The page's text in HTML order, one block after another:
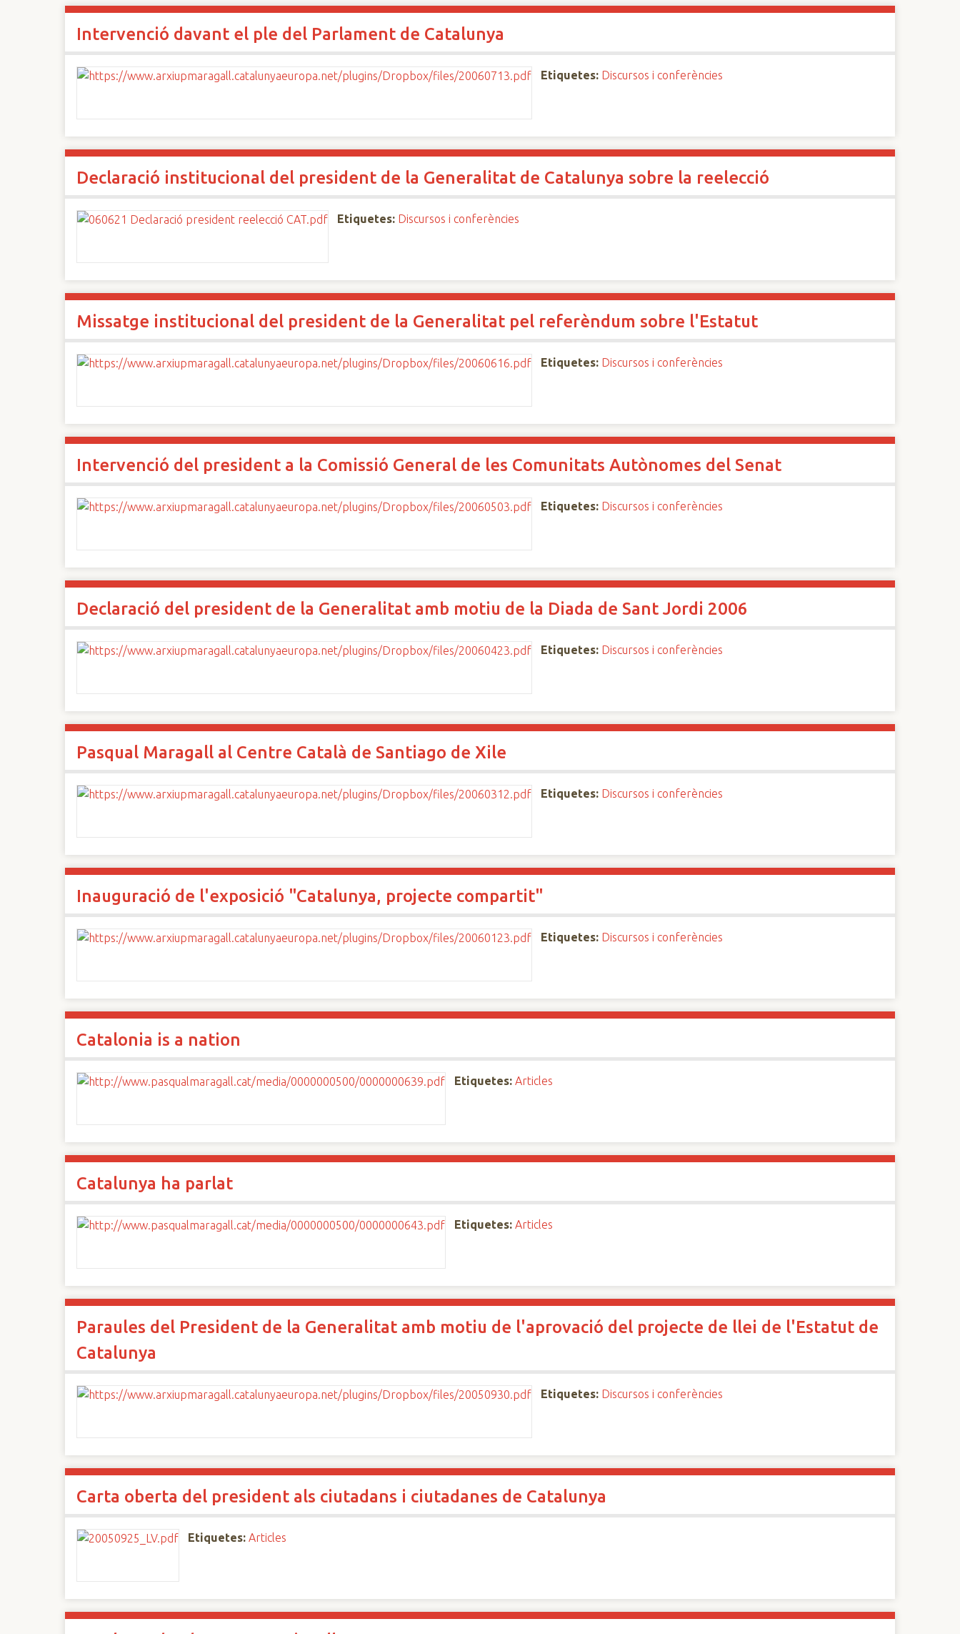
Intervenció davant el ple del Parlament de Catalunya
Etiquetes: Discursos i conferències
Declaració institucional del president de la Generalitat de Catalunya sobre la reelecció
Etiquetes: Discursos i conferències
Missatge institucional del president de la Generalitat pel referèndum sobre l'Estatut
Etiquetes: Discursos i conferències
Intervenció del president a la Comissió General de les Comunitats Autònomes del Senat
Etiquetes: Discursos i conferències
Declaració del president de la Generalitat amb motiu de la Diada de Sant Jordi 2006
Etiquetes: Discursos i conferències
Pasqual Maragall al Centre Català de Santiago de Xile
Etiquetes: Discursos i conferències
Inauguració de l'exposició "Catalunya, projecte compartit"
Etiquetes: Discursos i conferències
Catalonia is a nation
Etiquetes: Articles
Catalunya ha parlat
Etiquetes: Articles
Paraules del President de la Generalitat amb motiu de l'aprovació del projecte de llei de l'Estatut de
Catalunya
Etiquetes: Discursos i conferències
Carta oberta del president als ciutadans i ciutadanes de Catalunya
Etiquetes: Articles